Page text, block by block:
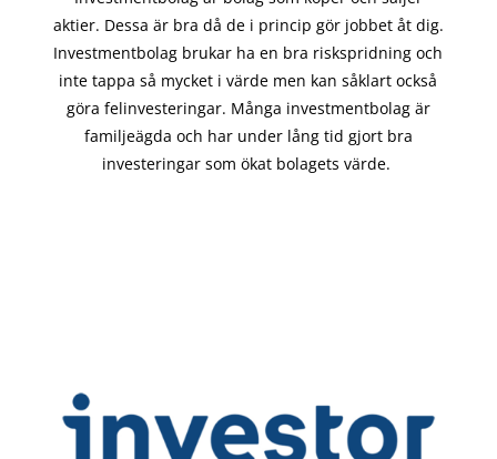
aktier. Dessa är bra då de i princip görjobbet åt dig.
Investmentbolag brukar ha en bra riskspridning och
inte tappa så mycket i värde men kan såklart också
göra felinvesteringar. Många investmentbolag är
familjeägda och har under lång tid gjort bra
investeringar som ökat bolagets värde.